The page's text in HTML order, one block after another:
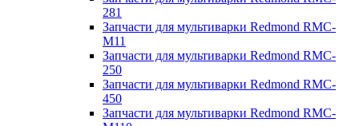
281
Запчасти для мультиварки Redmond RMC-
M11
Запчасти для мультиварки Redmond RMC-
250
Запчасти для мультиварки Redmond RMC-
450
Запчасти для мультиварки Redmond RMC-